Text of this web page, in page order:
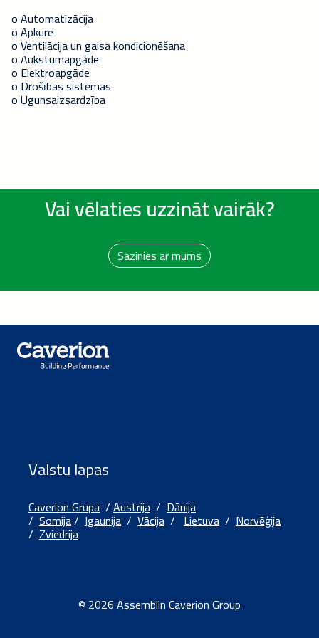
o Automatizācija
o Apkure
o Ventilācija un gaisa kondicionēšana
o Aukstumapgāde
o Elektroapgāde
o Drošības sistēmas
o Ugunsaizsardzība
Vai vēlaties uzzināt vairāk?
Sazinies ar mums
Valstu lapas
Caverion Grupa /Austrija / Dānija
/ Somija/ Igaunija / Vācija / Lietuva / Norvēģija
/ Zviedrija
© 2026 Assemblin Caverion Group